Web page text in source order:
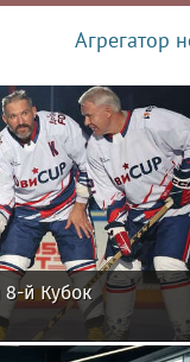
Агрегатор
й Кубок